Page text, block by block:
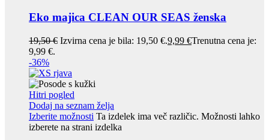
Eko majica CLEAN OUR SEAS ženska
19,50€ Izvirna cena je bila: 19,50 €.9,99 €Trenutna cena je:
9,99 €.
-36%
Hitri pogled
Dodaj na seznam želja
Izberite možnosti Ta izdelek ima več različic. Možnosti lahko
izberete na strani izdelka